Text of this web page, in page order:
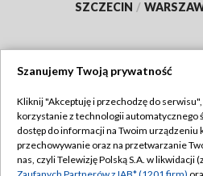
SZCZECIN /
TVP
Abonament TVP
Emisja w TVP
Szanujemy Twoją prywatność
Kliknij "Akceptuję i przechodzę do serwisu",
korzystanie z technologii automatycznego
dostęp do informacji na Twoim urządzeniu
przechowywanie oraz na przetwarzanie
nas, czyli Telewizję Polską S.A. w likwidacji